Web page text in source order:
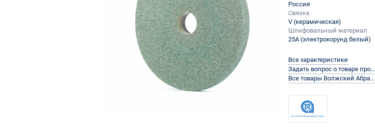
Россия
Связка
V (керамическая)
Шлифовальный материал
25A (электрокорунд белый)
Все характеристики
Задать вопрос о товаре производителю
Все товары Волжский Абразивный Завод